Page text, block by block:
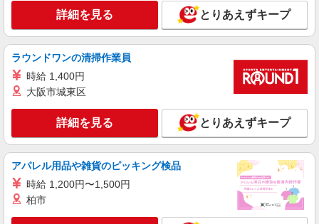
詳細を見る とりあえずキープ
ラウンドワンの清掃作業員
時給 1,400円
大阪市城東区
詳細を見る とりあえずキープ
アパレル用品や雑貨のピッキング検品
時給 1,200円〜1,500円
柏市